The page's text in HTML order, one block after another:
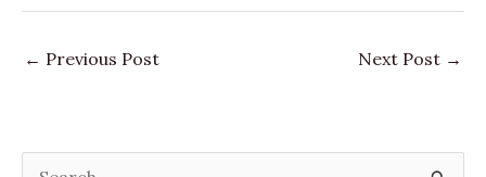
← Previous Post Next Post →